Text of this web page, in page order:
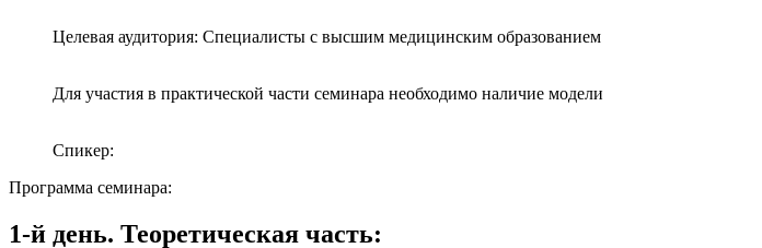
Целевая аудитория: Специалисты с высшим медицинским образованием
Для участия в практической части семинара необходимо наличие модели
Спикер:
Программа семинара:
1-й день. Теоретическая часть: